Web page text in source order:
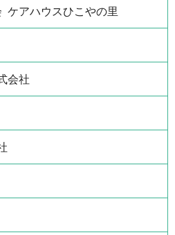
ケアハウスひこやの里
会社